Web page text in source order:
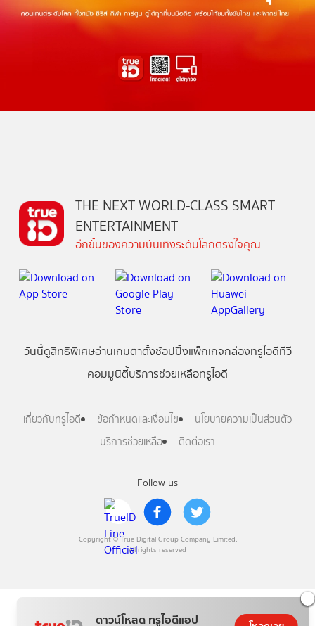
ดาวน์โหลด ทรูไอดีแอป
Follow us
Copyright © True Digital Group Company Limited.
All rights reserved
THE NEXT WORLD-CLASS SMART
ENTERTAINMENT
อีกขั้นของความบันเทิงระดับโลกตรงใจคุณ
วันนี้ดูสิทธิพิเศษอ่านเกมตาตั้งช้อปปิ้งแพ็กเกจกล่องทรูไอดีทีวี
คอมมูนิตี้บริการช่วยเหลือทรูไอดี
เกี่ยวกับทรูไอดี ข้อกำหนดและเงื่อนไข
นโยบายความเป็นส่วนตัว
บริการช่วยเหลือ
ติดต่อเรา